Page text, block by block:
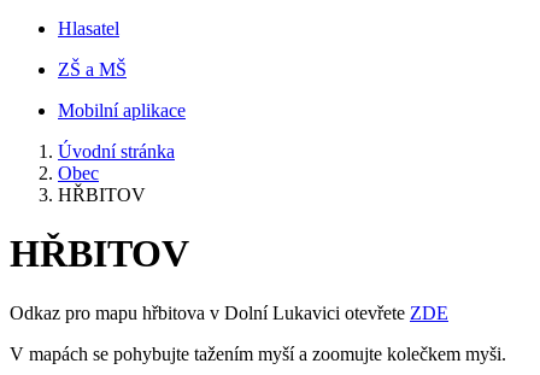
Hlasatel
ZŠ a MŠ
Mobilní aplikace
Úvodní stránka
Obec
HŘBITOV
HŘBITOV
Odkaz pro mapu hřbitova v Dolní Lukavici otevřete ZDE
V mapách se pohybujte tažením myší a zoomujte kolečkem myši.